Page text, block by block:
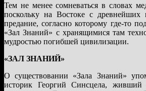
Тем не менее сомневаться в словах
поскольку на Востоке с древнейших
предание, согласно которому где-то
«Зал Знаний» с хранящимися там
мудростью погибшей цивилизации.
«ЗАЛ ЗНАНИЙ»
О существовании «Зала Знаний»
историк Георгий Синсцела,